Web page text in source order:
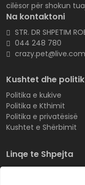
cilësor për shokun
Na kontaktoni
STR. DR SHPETIM
044 248 780
crazy.pet@live.com
Kushtet dhe
Politika e kukive
Politika e Kthimit
Politika e privatësisë
Kushtet e Shërbimit
Linqe te Shpejta
Regjistrohu